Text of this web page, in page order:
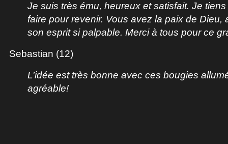
Je suis très ému, heureux et satisfait. Je
faire pour revenir. Vous avez la paix de Dieu,
son esprit si palpable. Merci à tous pour ce
Sebastian (12)
L’idée est très bonne avec ces bougies
agréable!